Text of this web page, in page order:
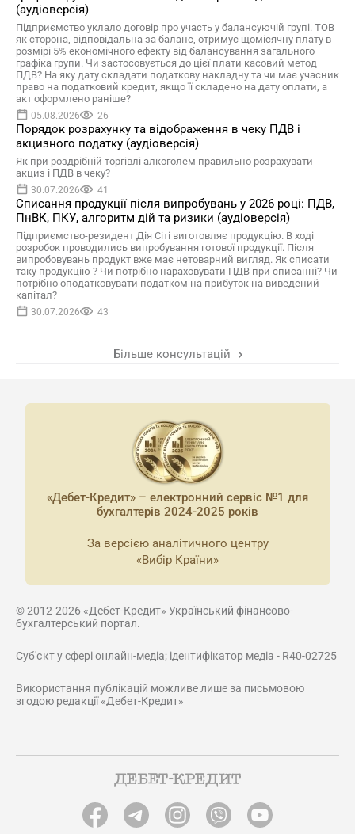
(аудіоверсія)
Підприємство уклало договір про участь у балансуючій групі. ТОВ
як сторона, відповідальна за баланс, отримує щомісячну плату в
розмірі 5% економічного ефекту від балансування загального
графіка групи. Чи застосовується до цієї плати касовий метод
ПДВ? На яку дату складати податкову накладну та чи має учасник
право на податковий кредит, якщо її складено на дату оплати, а
акт оформлено раніше?
05.08.2026 26
Порядок розрахунку та відображення в чеку ПДВ і
акцизного податку (аудіоверсія)
Як при роздрібній торгівлі алкоголем правильно розрахувати
акциз і ПДВ в чеку?
30.07.2026 41
Списання продукції після випробувань у 2026 році: ПДВ,
ПнВК, ПКУ, алгоритм дій та ризики (аудіоверсія)
Підприємство-резидент Дія Сіті виготовляє продукцію. В ході
розробок проводились випробування готової продукції. Після
випробовувань продукт вже має нетоварний вигляд. Як списати
таку продукцію ? Чи потрібно нараховувати ПДВ при списанні? Чи
потрібно оподатковувати податком на прибуток на виведений
капітал?
30.07.2026 43
Більше консультацій
«Дебет-Кредит» – електронний сервіс №1 для
бухгалтерів 2024-2025 років
За версією аналітичного центру
«Вибір Країни»
© 2012-2026 «Дебет-Кредит» Український фінансово-
бухгалтерський портал.
Суб'єкт у сфері онлайн-медіа; ідентифікатор медіа - R40-02725
Використання публікацій можливе лише за письмовою
згодою редакції «Дебет-Кредит»